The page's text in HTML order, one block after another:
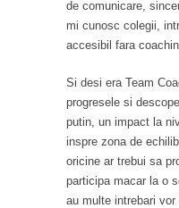
de comunicare,
mi cunosc colegii,
accesibil fara
Si desi era Team
progresele si
putin, un impact la
inspre zona de
oricine ar trebui sa
participa macar la o
au multe intrebari